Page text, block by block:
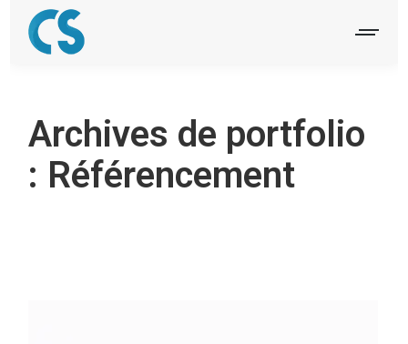
Archives de portfolio
: Référencement